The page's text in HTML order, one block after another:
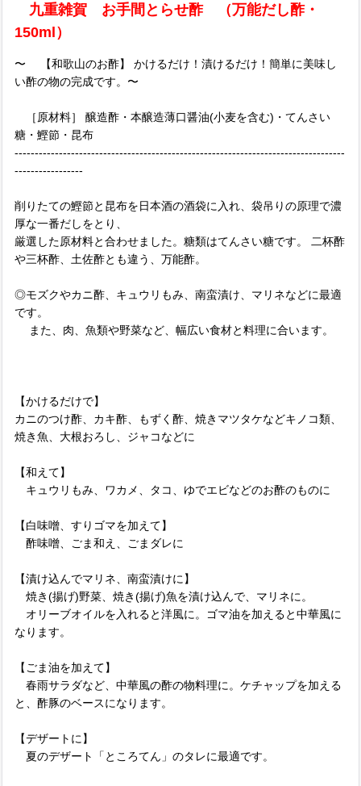
九重雑賀 お手間とらせ酢 （万能だし酢・
150ml）
〜 【和歌山のお酢】 かけるだけ！漬けるだけ！簡単に美味し
い酢の物の完成です。〜
［原材料］ 醸造酢・本醸造薄口醤油(小麦を含む)・てんさい
糖・鰹節・昆布
----------------------------------------------------------------------------------
-----------------
削りたての鰹節と昆布を日本酒の酒袋に入れ、袋吊りの原理で濃
厚な一番だしをとり、
厳選した原材料と合わせました。糖類はてんさい糖です。 二杯酢
や三杯酢、土佐酢とも違う、万能酢。
◎モズクやカニ酢、キュウリもみ、南蛮漬け、マリネなどに最適
です。
また、肉、魚類や野菜など、幅広い食材と料理に合います。
【かけるだけで】
カニのつけ酢、カキ酢、もずく酢、焼きマツタケなどキノコ類、
焼き魚、大根おろし、ジャコなどに
【和えて】
キュウリもみ、ワカメ、タコ、ゆでエビなどのお酢のものに
【白味噌、すりゴマを加えて】
酢味噌、ごま和え、ごまダレに
【漬け込んでマリネ、南蛮漬けに】
焼き(揚げ)野菜、焼き(揚げ)魚を漬け込んで、マリネに。
オリーブオイルを入れると洋風に。ゴマ油を加えると中華風に
なります。
【ごま油を加えて】
春雨サラダなど、中華風の酢の物料理に。ケチャップを加える
と、酢豚のベースになります。
【デザートに】
夏のデザート「ところてん」のタレに最適です。